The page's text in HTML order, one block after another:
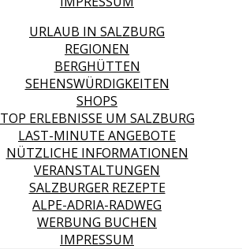
URLAUB IN SALZBURG
REGIONEN
BERGHÜTTEN
SEHENSWÜRDIGKEITEN
SHOPS
TOP ERLEBNISSE UM SALZBURG
LAST-MINUTE ANGEBOTE
NÜTZLICHE INFORMATIONEN
VERANSTALTUNGEN
SALZBURGER REZEPTE
ALPE-ADRIA-RADWEG
WERBUNG BUCHEN
IMPRESSUM